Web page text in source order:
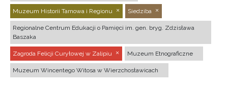
Muzeum Historii Tarnowa i Regionu Siedziba
Regionalne Centrum Edukacji o Pamięci im. gen. bryg. Zdzisława
Baszaka
Zagroda Felicji Curyłowej w Zalipiu Muzeum Etnograficzne
Muzeum Wincentego Witosa w Wierzchosławicach